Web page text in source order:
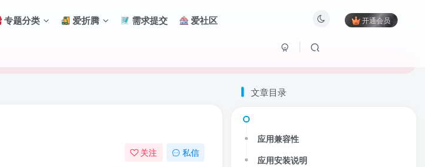
专题分类 爱折腾 需求提交 爱社区 开通会员
关注 私信
文章目录
应用兼容性
应用安装说明